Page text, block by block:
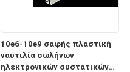
10e6-10e9 σαφής πλαστική
ναυτιλία σωλήνων
ηλεκτρονικών συστατικών